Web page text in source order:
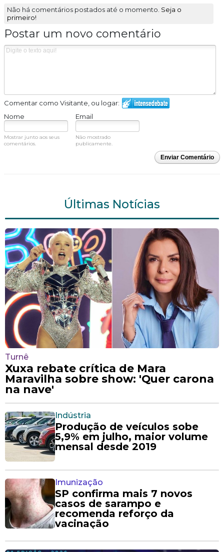
Não há comentários postados até o momento. Seja o
primeiro!
Postar um novo comentário
Comentar como Visitante, ou logar:
Nome
Email
Mostrar junto aos seus
comentários.
Não mostrado
publicamente.
Enviar Comentário
Últimas Notícias
Turnê
Xuxa rebate crítica de Mara
Maravilha sobre show: 'Quer carona
na nave'
Indústria
Produção de veículos sobe
5,9% em julho, maior volume
mensal desde 2019
Imunização
SP confirma mais 7 novos
casos de sarampo e
recomenda reforço da
vacinação